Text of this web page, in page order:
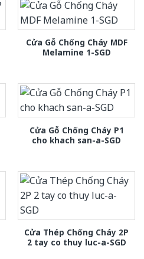
Cửa Gỗ Chống Cháy MDF
Melamine 1-SGD
Cửa Gỗ Chống Cháy P1
cho khach san-a-SGD
Cửa Thép Chống Cháy 2P
2 tay co thuy luc-a-SGD